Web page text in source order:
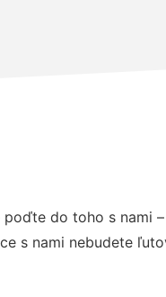
poďte do toho s nami
s nami nebudete